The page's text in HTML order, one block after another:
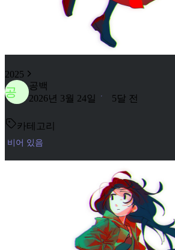
2025
공
공백
2026년 3월 24일
5달 전
카테고리
비어 있음